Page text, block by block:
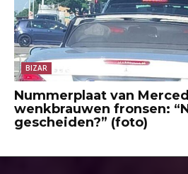
BIZAR
Nummerplaat van
wenkbrauwen fronsen:
gescheiden?” (foto)